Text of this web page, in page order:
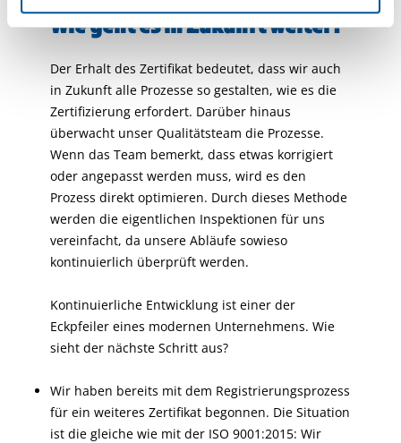
Wie geht es in Zukunft weiter?
Der Erhalt des Zertifikat bedeutet, dass wir auch
in Zukunft alle Prozesse so gestalten, wie es die
Zertifizierung erfordert. Darüber hinaus
überwacht unser Qualitätsteam die Prozesse.
Wenn das Team bemerkt, dass etwas korrigiert
oder angepasst werden muss, wird es den
Prozess direkt optimieren. Durch dieses Methode
werden die eigentlichen Inspektionen für uns
vereinfacht, da unsere Abläufe sowieso
kontinuierlich überprüft werden.
Kontinuierliche Entwicklung ist einer der
Eckpfeiler eines modernen Unternehmens. Wie
sieht der nächste Schritt aus?
Wir haben bereits mit dem Registrierungsprozess
für ein weiteres Zertifikat begonnen. Die Situation
ist die gleiche wie mit der ISO 9001:2015: Wir